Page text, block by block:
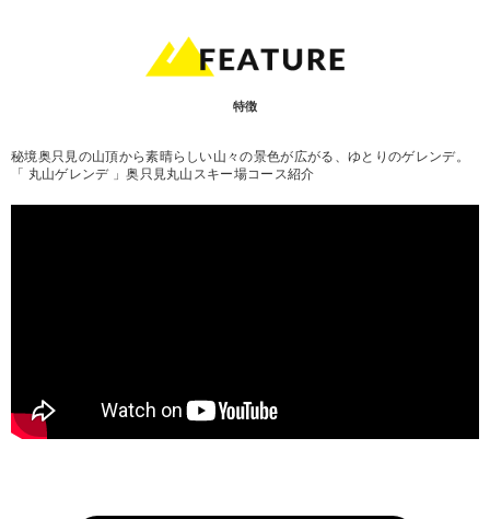
特徴
秘境奥只見の山頂から素晴らしい山々の景色が広がる、ゆとりのゲレンデ。
「 丸山ゲレンデ 」奥只見丸山スキー場コース紹介